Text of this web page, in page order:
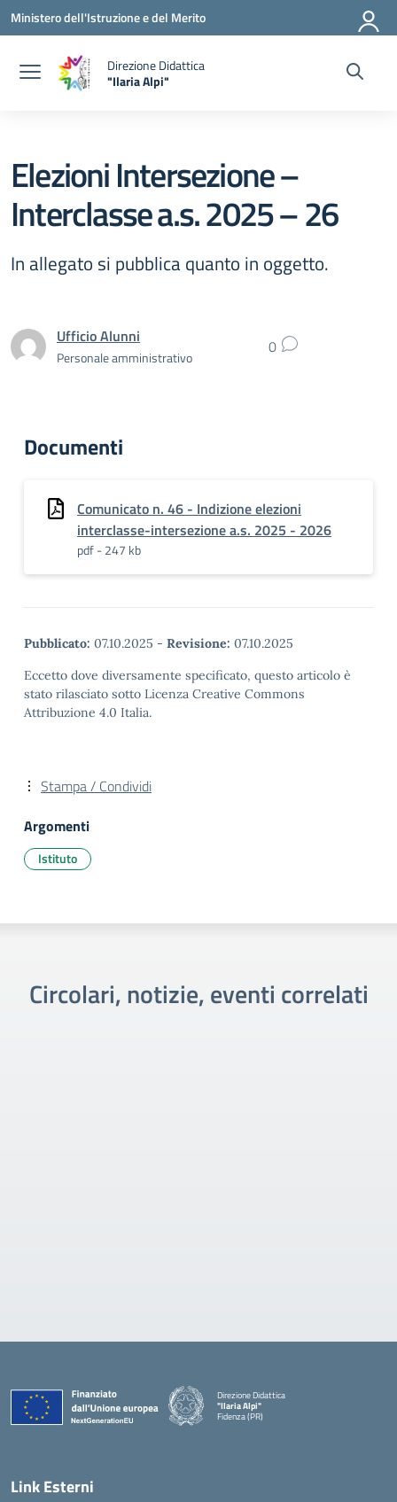
Vai ai contenuti
Vai al menu di navigazione
Vai al footer
Ministero dell'Istruzione e del Merito
Direzione Didattica
"Ilaria Alpi"
Elezioni Intersezione –
Interclasse a.s. 2025 – 26
In allegato si pubblica quanto in oggetto.
Ufficio Alunni
Personale amministrativo 0
Documenti
Comunicato n. 46 - Indizione elezioni
interclasse-intersezione a.s. 2025 - 2026
pdf - 247 kb
Pubblicato: 07.10.2025 - Revisione: 07.10.2025
Eccetto dove diversamente specificato, questo articolo è
stato rilasciato sotto Licenza Creative Commons
Attribuzione 4.0 Italia.
Stampa / Condividi
Argomenti
Istituto
Circolari, notizie, eventi correlati
Direzione Didattica
"Ilaria Alpi"
Fidenza (PR)
Link Esterni